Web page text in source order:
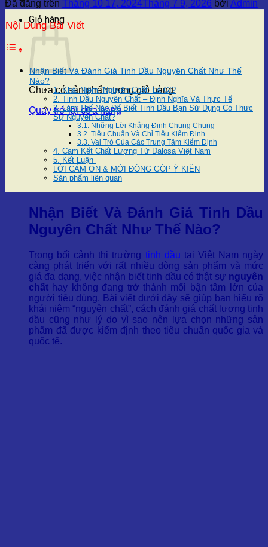
Giỏ hàng
Chưa có sản phẩm trong giỏ hàng.
Quay trở lại cửa hàng
Đã đăng trên Tháng 10 17, 2024Tháng 7 9, 2026 bởi Admin
Nội Dung Bài Viết
Nhận Biết Và Đánh Giá Tinh Dầu Nguyên Chất Như Thế
Nào?
1. Khái Niệm “Nguyên Chất” Là Gì?
2. Tinh Dầu Nguyên Chất – Định Nghĩa Và Thực Tế
3. Làm Thế Nào Để Biết Tinh Dầu Bạn Sử Dụng Có Thực
Sự Nguyên Chất?
3.1. Những Lời Khẳng Định Chung Chung
3.2. Tiêu Chuẩn Và Chỉ Tiêu Kiểm Định
3.3. Vai Trò Của Các Trung Tâm Kiểm Định
4. Cam Kết Chất Lượng Từ Dalosa Việt Nam
5. Kết Luận
LỜI CẢM ƠN & MỜI ĐÓNG GÓP Ý KIẾN
Sản phẩm liên quan
Nhận Biết Và Đánh Giá Tinh Dầu
Nguyên Chất Như Thế Nào?
Trong bối cảnh thị trường tinh dầu tại Việt Nam ngày
càng phát triển với rất nhiều dòng sản phẩm và mức
giá đa dạng, việc nhận biết tinh dầu có thật sự nguyên
chất hay không đang trở thành mối bận tâm lớn của
người tiêu dùng. Bài viết dưới đây sẽ giúp bạn hiểu rõ
khái niệm “nguyên chất”, cách đánh giá chất lượng tinh
dầu cũng như lý do vì sao nên lựa chọn những sản
phẩm đã được kiểm định theo tiêu chuẩn quốc gia và
quốc tế.